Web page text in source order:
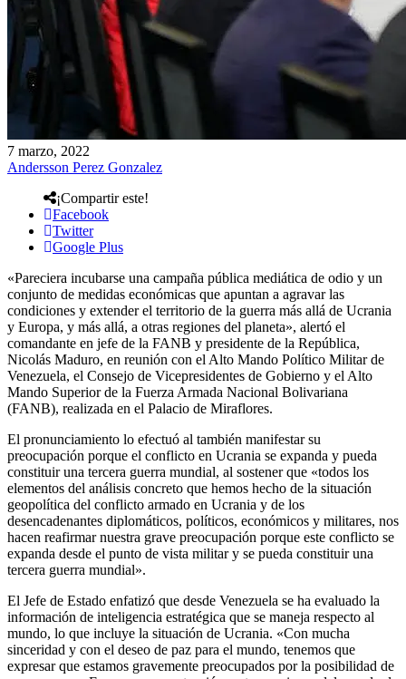
7 marzo, 2022
Andersson Perez Gonzalez
¡Compartir este!
Facebook
Twitter
Google Plus
«Pareciera incubarse una campaña pública mediática de odio y un
conjunto de medidas económicas que apuntan a agravar las
condiciones y extender el territorio de la guerra más allá de Ucrania
y Europa, y más allá, a otras regiones del planeta», alertó el
comandante en jefe de la FANB y presidente de la República,
Nicolás Maduro, en reunión con el Alto Mando Político Militar de
Venezuela, el Consejo de Vicepresidentes de Gobierno y el Alto
Mando Superior de la Fuerza Armada Nacional Bolivariana
(FANB), realizada en el Palacio de Miraflores.
El pronunciamiento lo efectuó al también manifestar su
preocupación porque el conflicto en Ucrania se expanda y pueda
constituir una tercera guerra mundial, al sostener que «todos los
elementos del análisis concreto que hemos hecho de la situación
geopolítica del conflicto armado en Ucrania y de los
desencadenantes diplomáticos, políticos, económicos y militares, nos
hacen reafirmar nuestra grave preocupación porque este conflicto se
expanda desde el punto de vista militar y se pueda constituir una
tercera guerra mundial».
El Jefe de Estado enfatizó que desde Venezuela se ha evaluado la
información de inteligencia estratégica que se maneja respecto al
mundo, lo que incluye la situación de Ucrania. «Con mucha
sinceridad y con el deseo de paz para el mundo, tenemos que
expresar que estamos gravemente preocupados por la posibilidad de